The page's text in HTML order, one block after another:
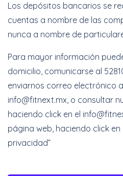
Los depósitos bancarios se
cuentas a nombre de las
nunca a nombre de
Para mayor información
domicilio, comunicarse al
enviarnos correo electrónico
info@fitnext.mx, o consultar
haciendo click en el
página web, haciendo click en
privacidad”